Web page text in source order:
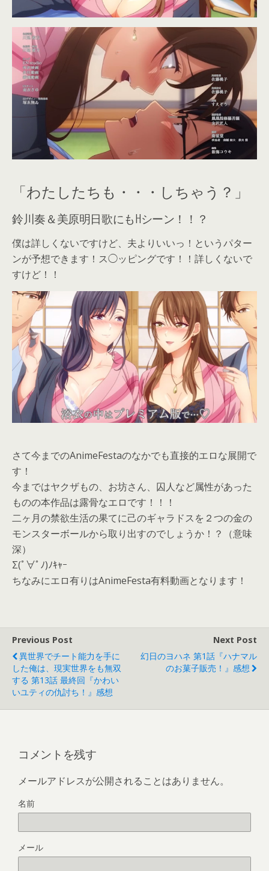
「わたしたちも・・・しちゃう？」
鈴川奏＆美原明日歌にもHシーン！！？
僕は詳しくないですけど、夫よりいいっ！というパター
ンが予想できます！ス◯ッピングです！！詳しくないで
すけど！！
さて今までのAnimeFestaのなかでも直接的エロな展開で
す！
今まではヤクザもの、お坊さん、囚人など属性があった
ものの本作品は露骨なエロです！！！
二ヶ月の禁欲生活の果てに己のギャラドスを２つの金の
モンスターボールから取り出すのでしょうか！？（意味
深）
Σ(ﾟ∀ﾟﾉ)ﾉｷｬｰ
ちなみにエロ有りはAnimeFesta有料動画となります！
Previous Post
異世界でチート能力を手に
した俺は、現実世界をも無双
する 第13話 最終回『かわい
いユティの仇討ち！』感想
Next Post
幻日のヨハネ 第1話『ハナマル
のお菓子販売！』感想
コメントを残す
メールアドレスが公開されることはありません。
名前
メール